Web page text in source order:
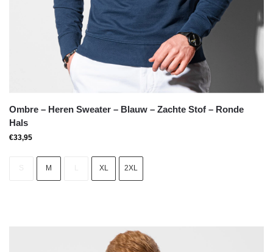
Ombre – Heren Sweater – Blauw – Zachte Stof – Ronde
Hals
€33,95
M XL 2XL